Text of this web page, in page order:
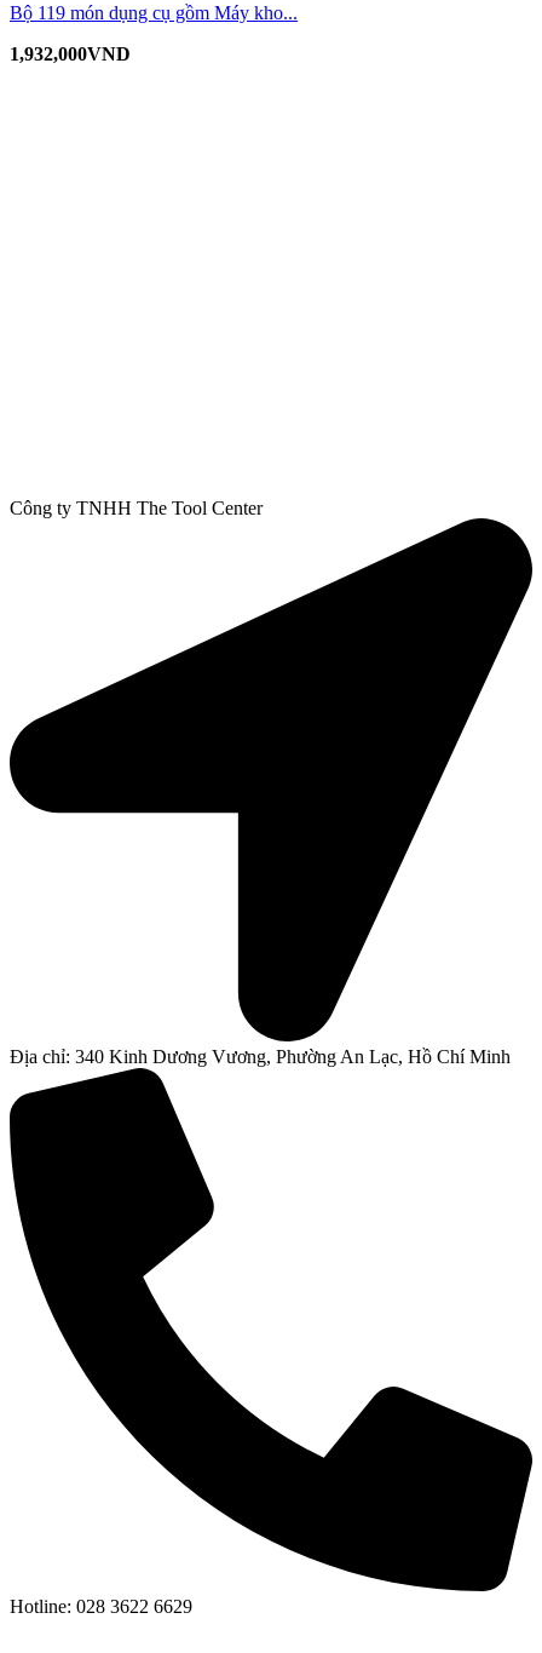
Bộ 119 món dụng cụ gồm Máy kho...
1,932,000VND
Công ty TNHH The Tool Center
Địa chỉ: 340 Kinh Dương Vương, Phường An Lạc, Hồ Chí Minh
Hotline: 028 3622 6629